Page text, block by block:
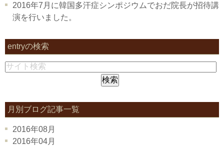
2016年7月に韓国多汗症シンポジウムでおだ院長が招待講
演を行いました。
entryの検索
月別ブログ記事一覧
2016年08月
2016年04月